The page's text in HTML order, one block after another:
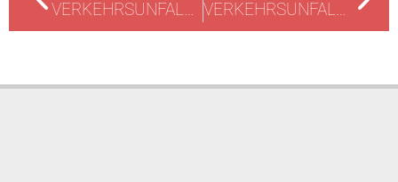
VERKEHRSUNFALL MIT STREIFENWAGEN VERKEHRSUNFALL MIT VIER PKW